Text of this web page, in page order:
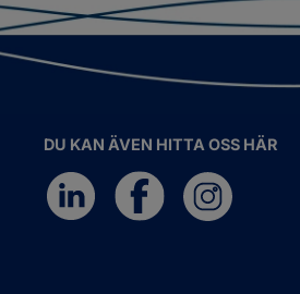
DU KAN ÄVEN HITTA OSS HÄR